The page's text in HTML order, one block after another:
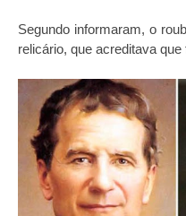
Segundo informaram, o
relicário, que acreditava